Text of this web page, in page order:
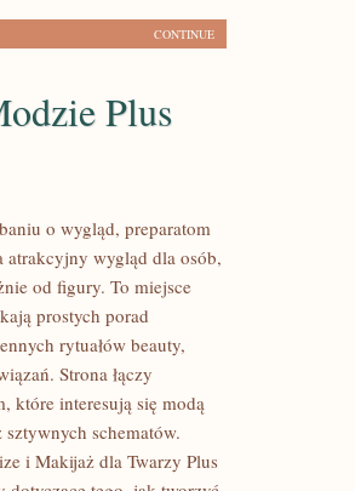
CONTINUE
Plus
o wygląd, preparatom
atrakcyjny wygląd dla osób,
od figury. To miejsce
prostych porad
rytuałów beauty,
Strona łączy
które interesują się modą
schematów.
i Makijaż dla Twarzy Plus